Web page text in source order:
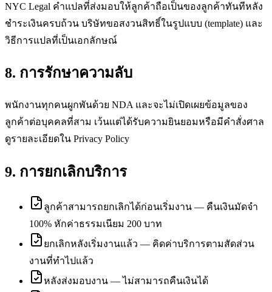
NYC Legal คำแปลที่ส่งมอบให้ลูกค้าถือเป็นของลูกค้าทันทีหลัง
ชำระเงินครบถ้วน บริษัทขอสงวนสิทธิ์ในรูปแบบ (template) และ
วิธีการแปลที่เป็นเอกลักษณ์
8. การรักษาความลับ
พนักงานทุกคนผูกพันด้วย NDA และจะไม่เปิดเผยข้อมูลของ
ลูกค้าต่อบุคคลที่สาม เว้นแต่ได้รับความยินยอมหรือมีคำสั่งศาล
ดูรายละเอียดใน Privacy Policy
9. การยกเลิกบริการ
ลูกค้าสามารถยกเลิกได้ก่อนเริ่มงาน — คืนเงินมัดจำ
100% หักค่าธรรมเนียม 200 บาท
ยกเลิกหลังเริ่มงานแล้ว — คิดค่าบริการตามสัดส่วน
งานที่ทำไปแล้ว
หลังส่งมอบงาน — ไม่สามารถคืนเงินได้